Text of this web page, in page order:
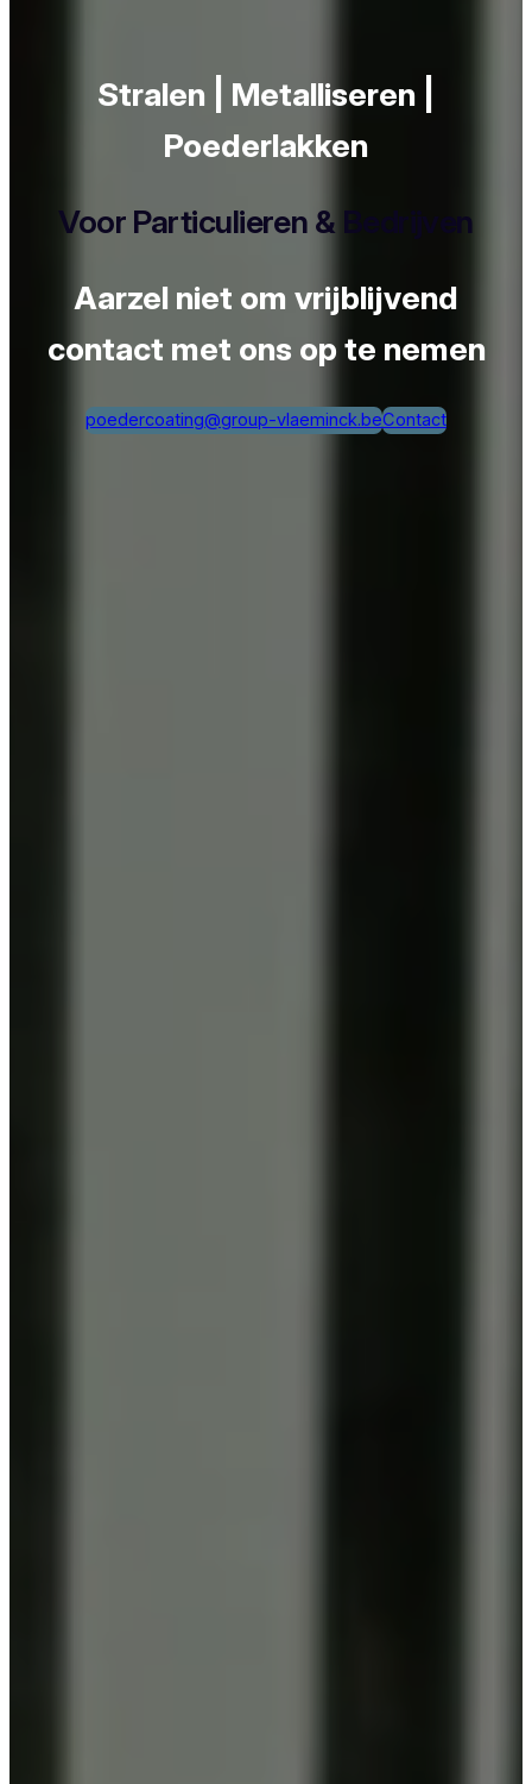
Stralen | Metalliseren |
Poederlakken
Voor Particulieren & Bedrijven
Aarzel niet om vrijblijvend
contact met ons op te nemen
poedercoating@group-vlaeminck.beContact